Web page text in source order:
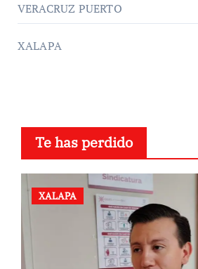
VERACRUZ PUERTO
XALAPA
Te has perdido
XALAPA